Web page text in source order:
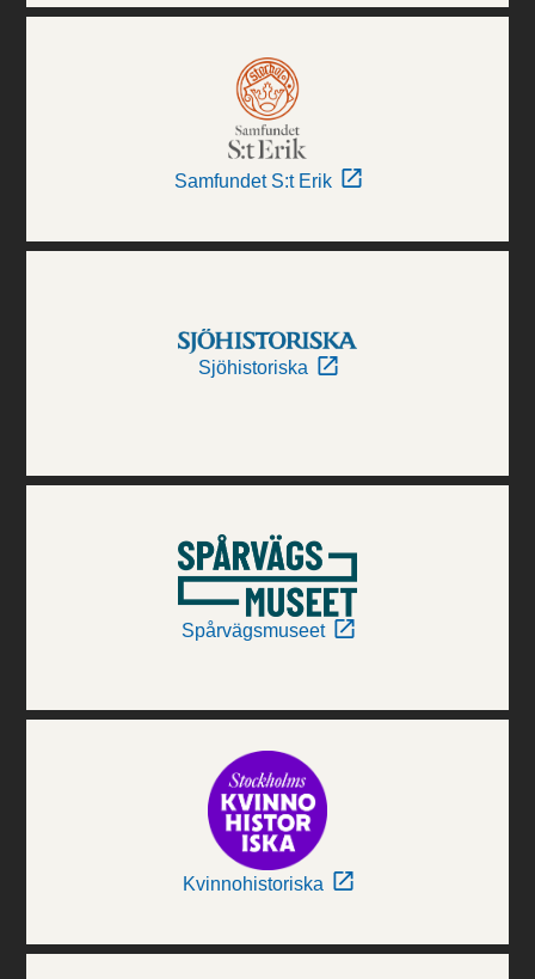
Samfundet S:t Erik
Sjöhistoriska
Spårvägsmuseet
Kvinnohistoriska